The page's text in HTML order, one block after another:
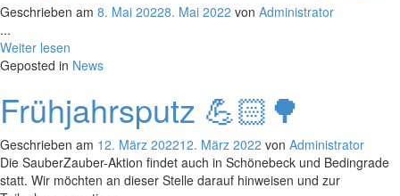
Geschrieben am 8. Mai 20228. Mai 2022 von Administrator
...
Weiter lesen
Geposted in News
Frühjahrsputz 💪🏻🌳
Geschrieben am 12. März 202212. März 2022 von Administrator
Die SauberZauber-Aktion findet auch in Schönebeck und Bedingrade
statt. Wir möchten an dieser Stelle darauf hinweisen und zur